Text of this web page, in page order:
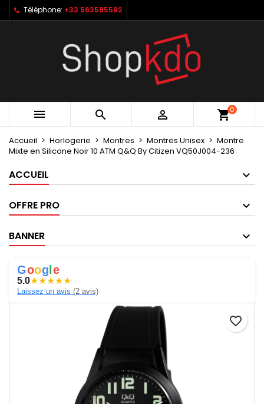
Téléphone: +33 563585582
   shopping_cart0
Accueil Horlogerie Montres Montres Unisex
Montre
Mixte en Silicone Noir 10 ATM Q&Q By Citizen VQ50J004-236
ACCUEIL
OFFRE PRO
BANNER
Goog e
5.0★★★★★
Laissez un avis (2 avis)
favorite_border
My wishlists ×
Create new list
Créer une liste d'envies ×
Nom de la liste d'envies
Annuler Créer une liste d'envies
Connexion ×
Vous devez être connecté pour ajouter des produits
à votre liste d'envies.
Annuler Connexion